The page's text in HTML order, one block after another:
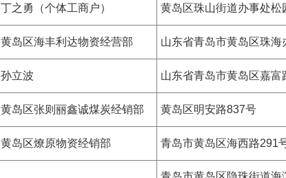
丁之勇（个体工商户） 黄岛区珠山街道办事处松
黄岛区海丰利达物资经营部 山东省青岛市黄岛区珠海
孙立波 山东省青岛市黄岛区嘉富
黄岛区张则丽鑫诚煤炭经销部 黄岛区明安路837号
黄岛区燎原物资经销部 青岛市黄岛区海西路291